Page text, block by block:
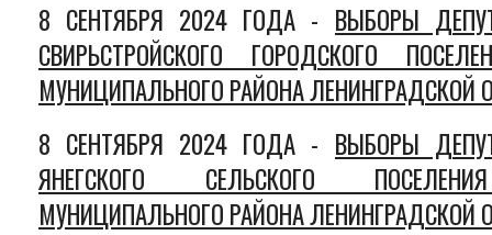
8 СЕНТЯБРЯ 2024 ГОДА - ВЫБОРЫ
СВИРЬСТРОЙСКОГО ГОРОДСКОГО
МУНИЦИПАЛЬНОГО РАЙОНА ЛЕНИНГРАДСКОЙ
8 СЕНТЯБРЯ 2024 ГОДА - ВЫБОРЫ
ЯНЕГСКОГО СЕЛЬСКОГО
МУНИЦИПАЛЬНОГО РАЙОНА ЛЕНИНГРАДСКОЙ